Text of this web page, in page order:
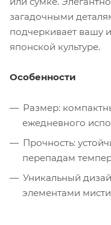
загадочными
подчеркивает вашу
японской культуре.
Особенности
Размер:
ежедневного
Прочность:
перепадам
Уникальный
элементами